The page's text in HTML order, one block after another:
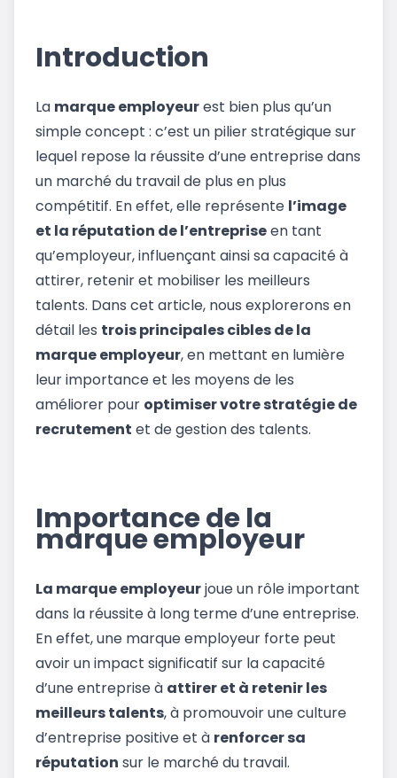
Introduction
La marque employeurest bien plus qu’un
simple concept : c’est un pilier stratégique sur
lequel repose la réussite d’une entreprise dans
un marché du travail de plus en plus
compétitif. En effet, elle représente l’image
et la réputation de l’entrepriseen tant
qu’employeur, influençant ainsi sa capacité à
attirer, retenir et mobiliser les meilleurs
talents. Dans cet article, nous explorerons en
détail les trois principales cibles de la
marque employeur, en mettant en lumière
leur importance et les moyens de les
améliorer pour optimiser votre stratégie de
recrutement et de gestion des talents.
Importance de la
marque employeur
La marque employeurjoue un rôle important
dans la réussite à long terme d’une entreprise.
En effet, une marque employeur forte peut
avoir un impact significatif sur la capacité
d’une entreprise à attirer et à retenir les
meilleurs talents, à promouvoir une culture
d’entreprise positive et à renforcer sa
réputation sur le marché du travail.